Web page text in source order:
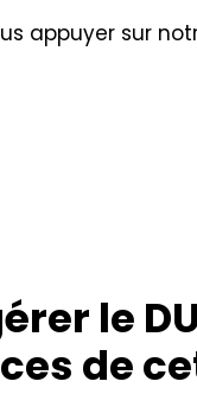
appuyer sur
le
de